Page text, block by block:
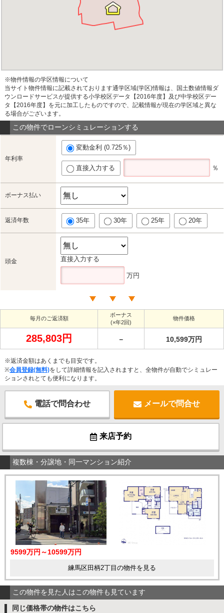
※物件情報の学区情報について
当サイト物件情報に記載されております通学区域(学区)情報は、国土数値情報ダ
ウンロードサービスが提供する小学校区データ【2016年度】及び中学校区デー
タ【2016年度】を元に加工したものですので、記載情報が現在の学区域と異な
る場合がございます。
この物件でローンシミュレーションする
年利率
変動金利 (0.725％)
直接入力する ％
ボーナス払い
返済年数 35年 30年 25年 20年
頭金 直接入力する
万円
毎月のご返済額
ボーナス
(×年2回)
物件価格
285,803円 － 10,599万円
※返済金額はあくまでも目安です。
※会員登録(無料)をして詳細情報を記入されますと、全物件が自動でシミュレー
ションされとても便利になります。
電話で問合わせ メールで問合せ
来店予約
複数棟・分譲地・同一マンション紹介
9599万円～10599万円
練馬区田柄2丁目の物件を見る
この物件を見た人はこの物件も見ています
同じ価格帯の物件はこちら